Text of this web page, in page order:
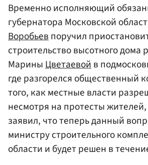
Временно исполняющий
губернатора Московской
Воробьевпоручил
строительство высотного дома
МариныЦветаевойв
где разгорелся общественный
того, как местные власти
несмотря на протесты жителей,
заявил, что теперь данный
министру строительного
области и будет решен в